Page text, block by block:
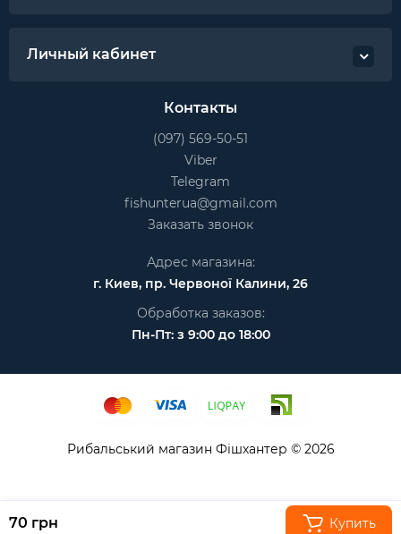
70 грн Купить
Личный кабинет
Контакты
(097) 569-50-51
Viber
Telegram
fishunterua@gmail.com
Заказать звонок
Адрес магазина:
г. Киев, пр. Червоної Калини, 26
Обработка заказов:
Пн-Пт: з 9:00 до 18:00
Рибальський магазин Фішхантер © 2026